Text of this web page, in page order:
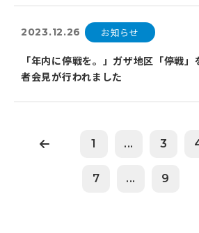
2023.12.26 お知らせ
「年内に停戦を。」ガザ地区「停戦
者会見が行われました
1 ... 3
7 ... 9